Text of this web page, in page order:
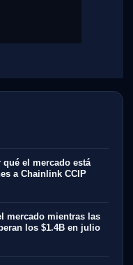
el mercado está
a Chainlink CCIP
mercado mientras las
los $1.4B en julio